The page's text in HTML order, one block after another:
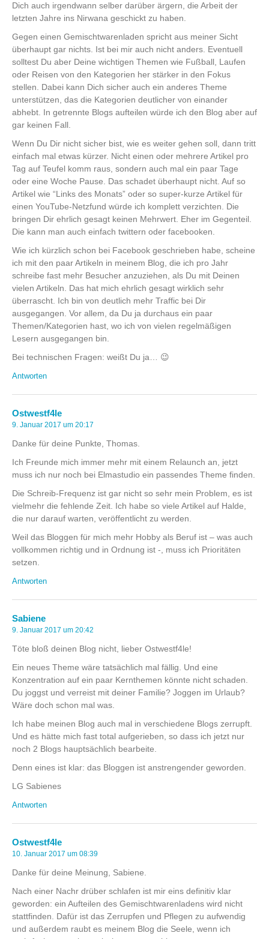
Dich auch irgendwann selber darüber ärgern, die Arbeit der
letzten Jahre ins Nirwana geschickt zu haben.
Gegen einen Gemischtwarenladen spricht aus meiner Sicht
überhaupt gar nichts. Ist bei mir auch nicht anders. Eventuell
solltest Du aber Deine wichtigen Themen wie Fußball, Laufen
oder Reisen von den Kategorien her stärker in den Fokus
stellen. Dabei kann Dich sicher auch ein anderes Theme
unterstützen, das die Kategorien deutlicher von einander
abhebt. In getrennte Blogs aufteilen würde ich den Blog aber auf
gar keinen Fall.
Wenn Du Dir nicht sicher bist, wie es weiter gehen soll, dann tritt
einfach mal etwas kürzer. Nicht einen oder mehrere Artikel pro
Tag auf Teufel komm raus, sondern auch mal ein paar Tage
oder eine Woche Pause. Das schadet überhaupt nicht. Auf so
Artikel wie “Links des Monats” oder so super-kurze Artikel für
einen YouTube-Netzfund würde ich komplett verzichten. Die
bringen Dir ehrlich gesagt keinen Mehrwert. Eher im Gegenteil.
Die kann man auch einfach twittern oder facebooken.
Wie ich kürzlich schon bei Facebook geschrieben habe, scheine
ich mit den paar Artikeln in meinem Blog, die ich pro Jahr
schreibe fast mehr Besucher anzuziehen, als Du mit Deinen
vielen Artikeln. Das hat mich ehrlich gesagt wirklich sehr
überrascht. Ich bin von deutlich mehr Traffic bei Dir
ausgegangen. Vor allem, da Du ja durchaus ein paar
Themen/Kategorien hast, wo ich von vielen regelmäßigen
Lesern ausgegangen bin.
Bei technischen Fragen: weißt Du ja… 😉
Antworten
Ostwestf4le
9. Januar 2017 um 20:17
Danke für deine Punkte, Thomas.
Ich Freunde mich immer mehr mit einem Relaunch an, jetzt
muss ich nur noch bei Elmastudio ein passendes Theme finden.
Die Schreib-Frequenz ist gar nicht so sehr mein Problem, es ist
vielmehr die fehlende Zeit. Ich habe so viele Artikel auf Halde,
die nur darauf warten, veröffentlicht zu werden.
Weil das Bloggen für mich mehr Hobby als Beruf ist – was auch
vollkommen richtig und in Ordnung ist -, muss ich Prioritäten
setzen.
Antworten
Sabiene
9. Januar 2017 um 20:42
Töte bloß deinen Blog nicht, lieber Ostwestf4le!
Ein neues Theme wäre tatsächlich mal fällig. Und eine
Konzentration auf ein paar Kernthemen könnte nicht schaden.
Du joggst und verreist mit deiner Familie? Joggen im Urlaub?
Wäre doch schon mal was.
Ich habe meinen Blog auch mal in verschiedene Blogs zerrupft.
Und es hätte mich fast total aufgerieben, so dass ich jetzt nur
noch 2 Blogs hauptsächlich bearbeite.
Denn eines ist klar: das Bloggen ist anstrengender geworden.
LG Sabienes
Antworten
Ostwestf4le
10. Januar 2017 um 08:39
Danke für deine Meinung, Sabiene.
Nach einer Nachr drüber schlafen ist mir eins definitiv klar
geworden: ein Aufteilen des Gemischtwarenladens wird nicht
stattfinden. Dafür ist das Zerrupfen und Pflegen zu aufwendig
und außerdem raubt es meinem Blog die Seele, wenn ich